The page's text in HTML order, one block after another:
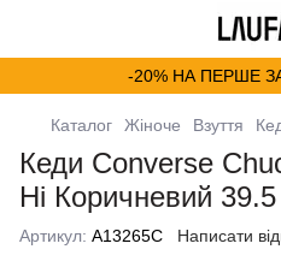
-20% НА ПЕРШЕ
Каталог Жіноче Взуття
Кеди Converse
Hi Коричневий
Артикул: A13265C Написати